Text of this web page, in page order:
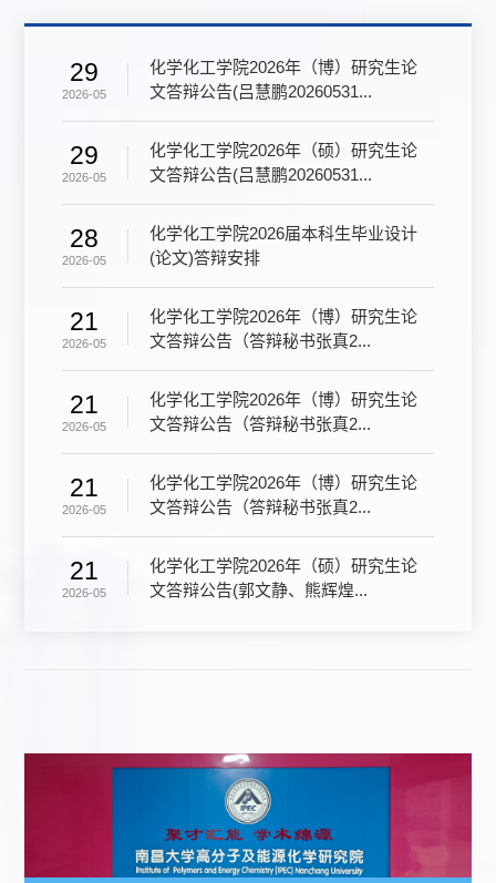
29
2026-05
化学化工学院2026年（博）研究生论
文答辩公告(吕慧鹏20260531...
29
2026-05
化学化工学院2026年（硕）研究生论
文答辩公告(吕慧鹏20260531...
28
2026-05
化学化工学院2026届本科生毕业设计
(论文)答辩安排
21
2026-05
化学化工学院2026年（博）研究生论
文答辩公告（答辩秘书张真2...
21
2026-05
化学化工学院2026年（博）研究生论
文答辩公告（答辩秘书张真2...
21
2026-05
化学化工学院2026年（博）研究生论
文答辩公告（答辩秘书张真2...
21
2026-05
化学化工学院2026年（硕）研究生论
文答辩公告(郭文静、熊辉煌...